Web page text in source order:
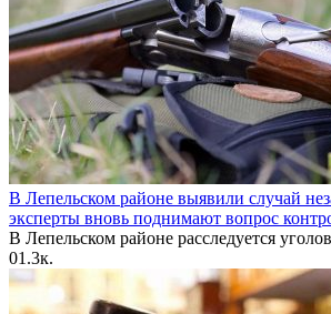
В Лепельском районе выявили случай
эксперты вновь поднимают вопрос
В Лепельском районе расследуется
01.3к.